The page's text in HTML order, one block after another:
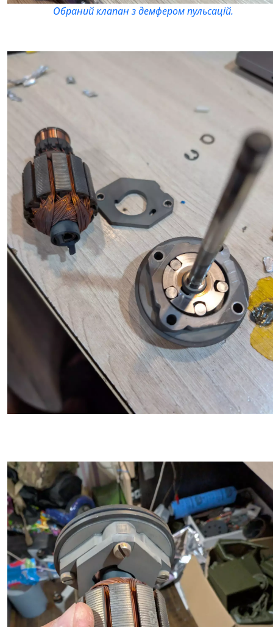
Обраний клапан з демфером пульсацій.